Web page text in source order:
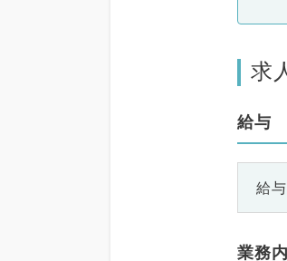
求
給与
給与
業務